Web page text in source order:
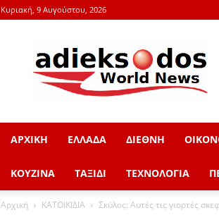
Κυριακή, 9 Αυγούστου, 2026
adieksodos.gr
ΑΡΧΙΚΗ ΕΛΛΑΔΑ ΔΙΕΘΝΗ
ΚΟΥΖΙΝΑ ΤΑΞΙΔΙ ΤΕΧΝΟΛΟΓΙΑ
Αρχική ΚΑΤΟΙΚΙΔΙΑ Σκύλος: Αυτές τις γιορτές